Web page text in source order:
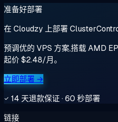
准备好部署
在 Cloudzy 上部署
预调优的 VPS 方案,搭载 AMD
起价 $2.48/月。
立即部署 →
14 天退款保证 · 60 秒部署
链接